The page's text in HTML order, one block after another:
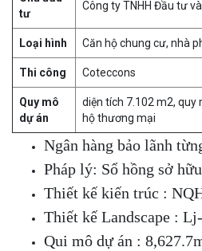
tư
Công ty TNHH Đầu tư
Loại hình Căn hộ chung cư, nhà
Thi công Coteccons
Quy mô
dự án
diện tích 7.102 m2, quy
hộ thương mại
Ngân hàng bảo lãnh
Pháp lý: Sổ hồng sở
Thiết kế kiến trúc :
Thiết kế Landscape :
Qui mô dự án :